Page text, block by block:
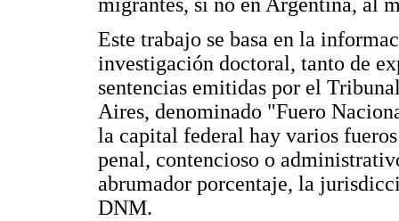
Este trabajo se basa en la
investigación doctoral, tanto de
sentencias emitidas por el
Aires, denominado "Fuero
la capital federal hay varios
penal, contencioso o
abrumador porcentaje, la
DNM.